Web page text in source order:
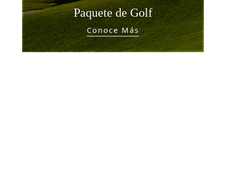
Paquete de Golf
Conoce Más